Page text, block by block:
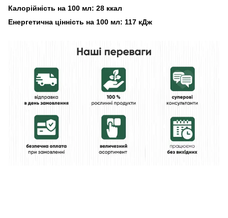
Калорійність на 100 мл: 28 ккал
Енергетична цінність на 100 мл: 117 кДж